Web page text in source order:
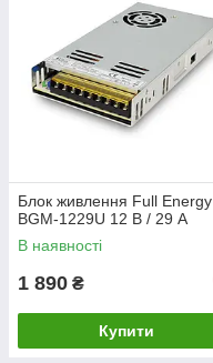
Блок живлення Full Energy
BGM-1229U 12 В / 29 А
В наявності
1 890 ₴
Купити